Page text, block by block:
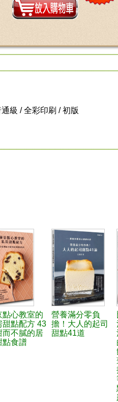
級 / 全彩印刷 / 初版
點心教室的
甜點配方 43
而不膩的居
點食譜
營養滿分零負
擔！大人的起司
甜點41道